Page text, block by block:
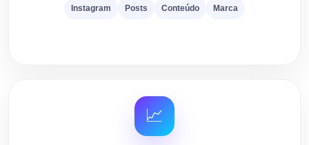
Instagram Posts Conteúdo Marca
📈